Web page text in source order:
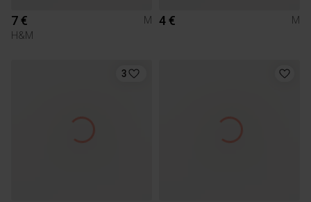
7 €
M
H&M
4 € M
3